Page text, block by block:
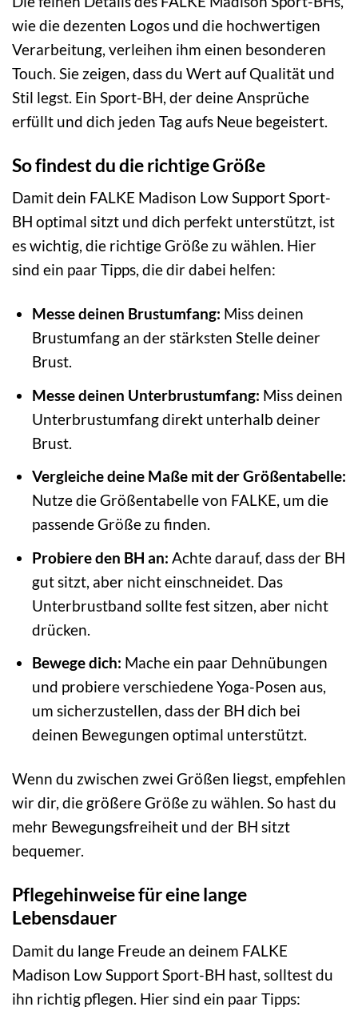
wie die dezenten Logos und die hochwertigen
Verarbeitung, verleihen ihm einen besonderen
Touch. Sie zeigen, dass du Wert auf Qualität und
Stil legst. Ein Sport-BH, der deine Ansprüche
erfüllt und dich jeden Tag aufs Neue begeistert.
So findest du die richtige Größe
Damit dein FALKE Madison Low Support Sport-
BH optimal sitzt und dich perfekt unterstützt, ist
es wichtig, die richtige Größe zu wählen. Hier
sind ein paar Tipps, die dir dabei helfen:
Messe deinen Brustumfang: Miss deinen
Brustumfang an der stärksten Stelle deiner
Brust.
Messe deinen Unterbrustumfang: Miss deinen
Unterbrustumfang direkt unterhalb deiner
Brust.
Vergleiche deine Maße mit der Größentabelle:
Nutze die Größentabelle von FALKE, um die
passende Größe zu finden.
Probiere den BH an: Achte darauf, dass der BH
gut sitzt, aber nicht einschneidet. Das
Unterbrustband sollte fest sitzen, aber nicht
drücken.
Bewege dich: Mache ein paar Dehnübungen
und probiere verschiedene Yoga-Posen aus,
um sicherzustellen, dass der BH dich bei
deinen Bewegungen optimal unterstützt.
Wenn du zwischen zwei Größen liegst, empfehlen
wir dir, die größere Größe zu wählen. So hast du
mehr Bewegungsfreiheit und der BH sitzt
bequemer.
Pflegehinweise für eine lange
Lebensdauer
Damit du lange Freude an deinem FALKE
Madison Low Support Sport-BH hast, solltest du
ihn richtig pflegen. Hier sind ein paar Tipps: